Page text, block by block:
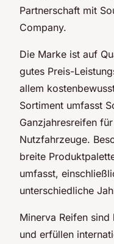
Partnerschaft mit
Company.
Die Marke ist auf
gutes Preis-
allem
Sortiment umfasst
Ganzjahresreifen
Nutzfahrzeuge.
breite
umfasst,
unterschiedliche
Minerva Reifen
und erfüllen